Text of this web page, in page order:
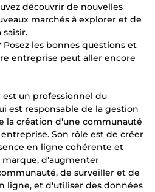
découvrir de nouvelles
marchés à explorer et de
les bonnes questions et
entreprise peut aller encore
un professionnel du
est responsable de la gestion
la création d'une communauté
Son rôle est de créer
en ligne cohérente et
d'augmenter
de surveiller et de
ligne, et d'utiliser des données